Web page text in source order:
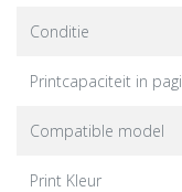
Conditie
Printcapaciteit in
Compatible model
Print Kleur